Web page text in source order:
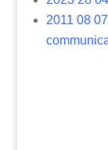
2011 08